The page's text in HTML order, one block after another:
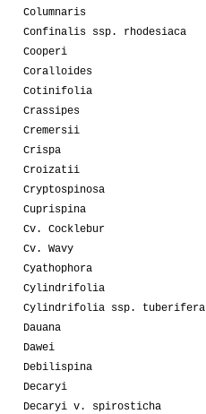
Columnaris
Confinalis ssp. rhodesiaca
Cooperi
Coralloides
Cotinifolia
Crassipes
Cremersii
Crispa
Croizatii
Cryptospinosa
Cuprispina
Cv. Cocklebur
Cv. Wavy
Cyathophora
Cylindrifolia
Cylindrifolia ssp. tuberifera
Dauana
Dawei
Debilispina
Decaryi
Decaryi v. spirosticha